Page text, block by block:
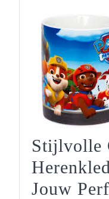
Stijlvolle
Jouw